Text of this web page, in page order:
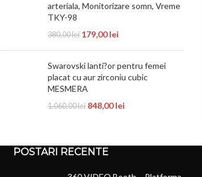
arteriala, Monitorizare somn, Vreme
TKY-98
380,00lei 179,00lei
Swarovski lanti?or pentru femei
placat cu aur zirconiu cubic
MESMERA
1.060,00lei 848,00lei
POSTARI RECENTE